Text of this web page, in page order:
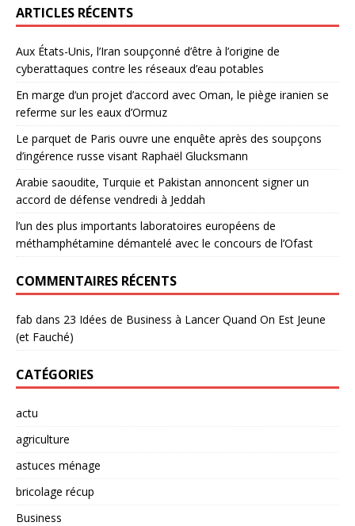
ARTICLES RÉCENTS
Aux États-Unis, l’Iran soupçonné d’être à l’origine de
cyberattaques contre les réseaux d’eau potables
En marge d’un projet d’accord avec Oman, le piège iranien se
referme sur les eaux d’Ormuz
Le parquet de Paris ouvre une enquête après des soupçons
d’ingérence russe visant Raphaël Glucksmann
Arabie saoudite, Turquie et Pakistan annoncent signer un
accord de défense vendredi à Jeddah
l’un des plus importants laboratoires européens de
méthamphétamine démantelé avec le concours de l’Ofast
COMMENTAIRES RÉCENTS
fab dans 23 Idées de Business à Lancer Quand On Est Jeune
(et Fauché)
CATÉGORIES
actu
agriculture
astuces ménage
bricolage récup
Business